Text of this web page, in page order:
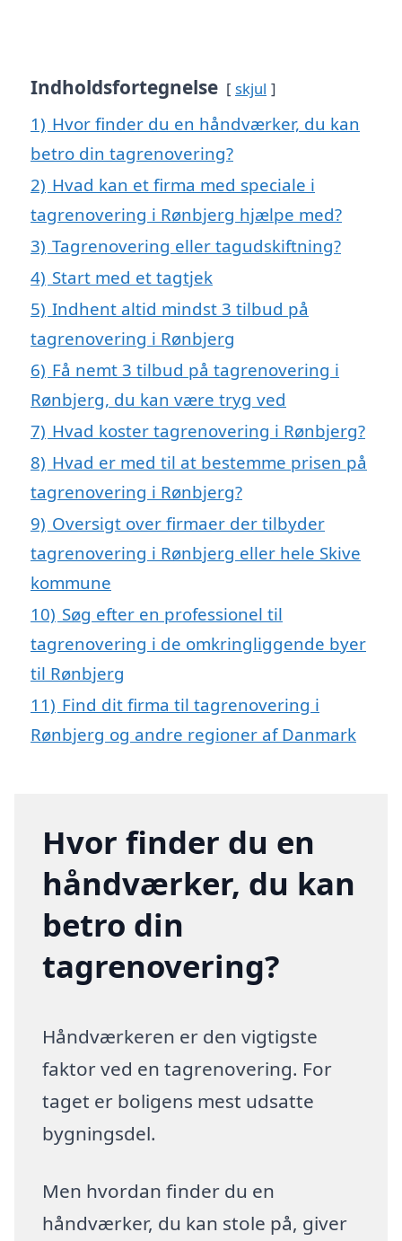
Indholdsfortegnelse skjul
1) Hvor finder du en håndværker, du kan
betro din tagrenovering?
2) Hvad kan et firma med speciale i
tagrenovering i Rønbjerg hjælpe med?
3) Tagrenovering eller tagudskiftning?
4) Start med et tagtjek
5) Indhent altid mindst 3 tilbud på
tagrenovering i Rønbjerg
6) Få nemt 3 tilbud på tagrenovering i
Rønbjerg, du kan være tryg ved
7) Hvad koster tagrenovering i Rønbjerg?
8) Hvad er med til at bestemme prisen på
tagrenovering i Rønbjerg?
9) Oversigt over firmaer der tilbyder
tagrenovering i Rønbjerg eller hele Skive
kommune
10) Søg efter en professionel til
tagrenovering i de omkringliggende byer
til Rønbjerg
11) Find dit firma til tagrenovering i
Rønbjerg og andre regioner af Danmark
Hvor finder du en
håndværker, du kan
betro din
tagrenovering?
Håndværkeren er den vigtigste
faktor ved en tagrenovering. For
taget er boligens mest udsatte
bygningsdel.
Men hvordan finder du en
håndværker, du kan stole på, giver